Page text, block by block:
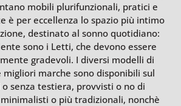
mobili plurifunzionali, pratici e
è per eccellenza lo spazio più intimo
destinato al sonno quotidiano:
sono i Letti, che devono essere
gradevoli. I diversi modelli di
marche sono disponibili sul
senza testiera, provvisti o no di
o più tradizionali, nonchè